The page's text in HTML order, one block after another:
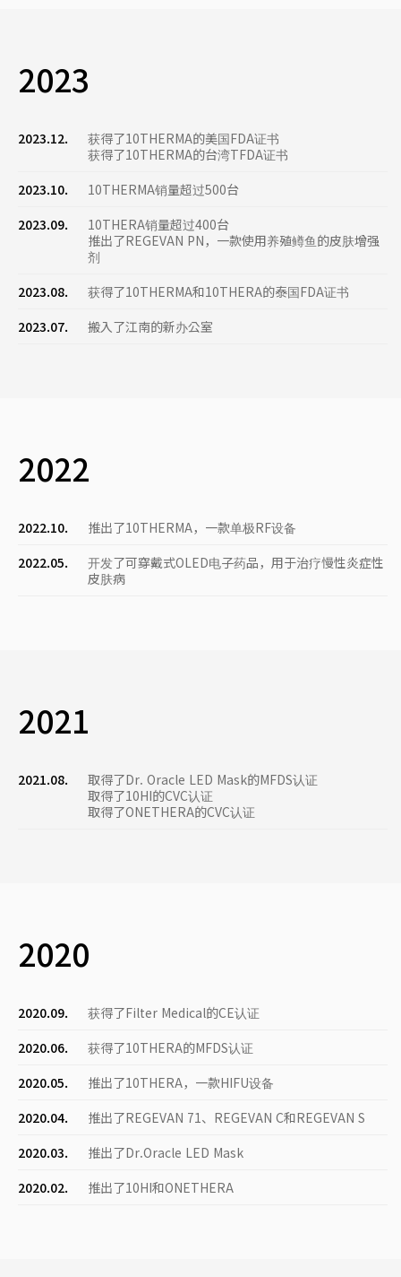
2023
2023.12.
获得了10THERMA的美国FDA证书
获得了10THERMA的台湾TFDA证书
2023.10.
10THERMA销量超过500台
2023.09.
10THERA销量超过400台
推出了REGEVAN PN，一款使用养殖鳟鱼的皮肤增强
剂
2023.08.
获得了10THERMA和10THERA的泰国FDA证书
2023.07.
搬入了江南的新办公室
2022
2022.10.
推出了10THERMA，一款单极RF设备
2022.05.
开发了可穿戴式OLED电子药品，用于治疗慢性炎症性
皮肤病
2021
2021.08.
取得了Dr. Oracle LED Mask的MFDS认证
取得了10HI的CVC认证
取得了ONETHERA的CVC认证
2020
2020.09.
获得了Filter Medical的CE认证
2020.06.
获得了10THERA的MFDS认证
2020.05.
推出了10THERA，一款HIFU设备
2020.04.
推出了REGEVAN 71、REGEVAN C和REGEVAN S
2020.03.
推出了Dr.Oracle LED Mask
2020.02.
推出了10HI和ONETHERA